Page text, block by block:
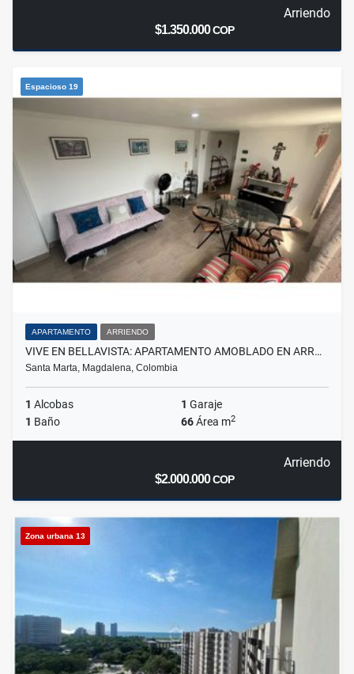
Arriendo
$1.350.000COP
Espacioso 19
APARTAMENTO ARRIENDO
VIVE EN BELLAVISTA: APARTAMENTO AMOBLADO EN ARR…
Santa Marta, Magdalena, Colombia
1 Alcobas 1 Garaje
1 Baño 66Área m2
Arriendo
$2.000.000COP
Zona urbana 13